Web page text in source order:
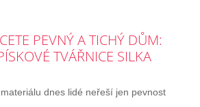
PEVNÝ A TICHÝ DŮM:
TVÁŘNICE SILKA
dnes lidé neřeší jen pevnost